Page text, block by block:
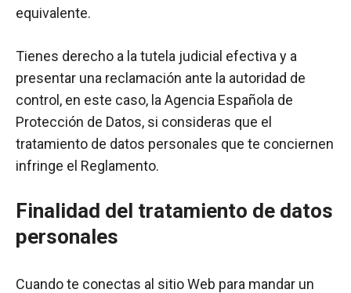
equivalente.
Tienes derecho a la tutela judicial efectiva y a
presentar una reclamación ante la autoridad de
control, en este caso, la Agencia Española de
Protección de Datos, si consideras que el
tratamiento de datos personales que te conciernen
infringe el Reglamento.
Finalidad del tratamiento de datos
personales
Cuando te conectas al sitio Web para mandar un